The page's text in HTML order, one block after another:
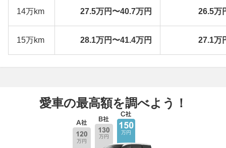
14万km 27.5万円〜40.7万円 26.5万
15万km 28.1万円〜41.4万円 27.1万
愛車の最高額を調べよう！